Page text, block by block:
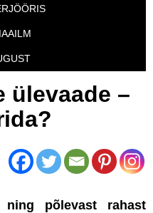
ülevaade –
põlevast rahast